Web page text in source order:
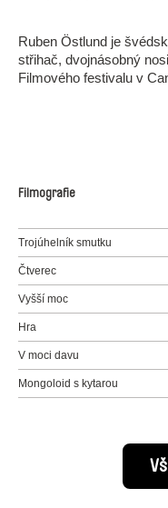
Ruben Östlund je
střihač, dvojnásobný
Filmového festivalu v
Filmografie
Trojúhelník smutku
Čtverec
Vyšší moc
Hra
V moci davu
Mongoloid s kytarou